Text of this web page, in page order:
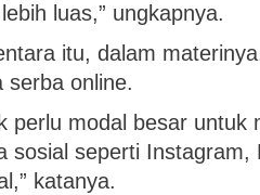
luas,” ungkapnya.
itu, dalam
serba online.
perlu modal besar
sosial seperti
katanya.